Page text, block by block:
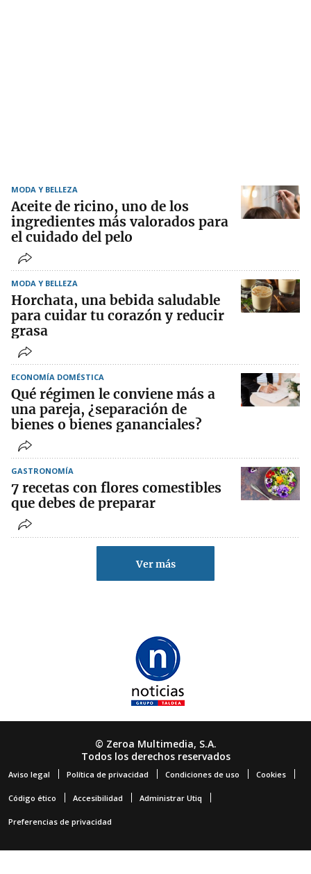
MODA Y BELLEZA
Aceite de ricino, uno de los
ingredientes más valorados para
el cuidado del pelo
MODA Y BELLEZA
Horchata, una bebida saludable
para cuidar tu corazón y reducir
grasa
ECONOMÍA DOMÉSTICA
Qué régimen le conviene más a
una pareja, ¿separación de
bienes o bienes gananciales?
GASTRONOMÍA
7 recetas con flores comestibles
que debes de preparar
Ver más
© Zeroa Multimedia, S.A.
Todos los derechos reservados
Aviso legal Política de privacidad Condiciones de uso Cookies
Código ético Accesibilidad Administrar Utiq
Preferencias de privacidad